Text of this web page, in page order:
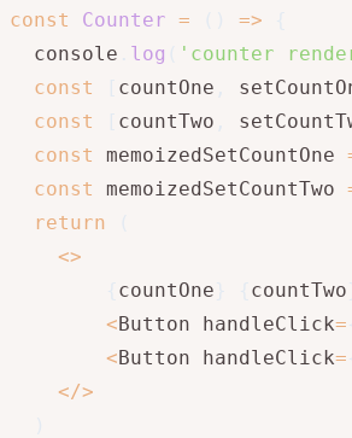
const Counter = =>
  console
log 'counter
const
countOne
const
countTwo
const
memoizedSetCountOne
const
memoizedSetCountTwo
return
<>
countOne countTwo
<Button handleClick=
<Button handleClick=
</>